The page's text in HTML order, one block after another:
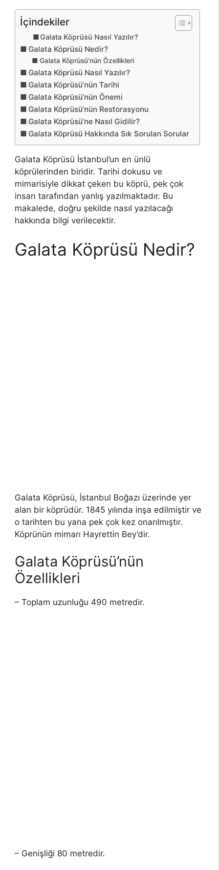
İçindekiler
Galata Köprüsü Nasıl Yazılır?
Galata Köprüsü Nedir?
Galata Köprüsü’nün Özellikleri
Galata Köprüsü Nasıl Yazılır?
Galata Köprüsü’nün Tarihi
Galata Köprüsü’nün Önemi
Galata Köprüsü’nün Restorasyonu
Galata Köprüsü’ne Nasıl Gidilir?
Galata Köprüsü Hakkında Sık Sorulan Sorular
Galata Köprüsü İstanbul’un en ünlü
köprülerinden biridir. Tarihi dokusu ve
mimarisiyle dikkat çeken bu köprü, pek çok
insan tarafından yanlış yazılmaktadır. Bu
makalede, doğru şekilde nasıl yazılacağı
hakkında bilgi verilecektir.
Galata Köprüsü Nedir?
Galata Köprüsü, İstanbul Boğazı üzerinde yer
alan bir köprüdür. 1845 yılında inşa edilmiştir ve
o tarihten bu yana pek çok kez onarılmıştır.
Köprünün mimarı Hayrettin Bey’dir.
Galata Köprüsü’nün
Özellikleri
– Toplam uzunluğu 490 metredir.
– Genişliği 80 metredir.